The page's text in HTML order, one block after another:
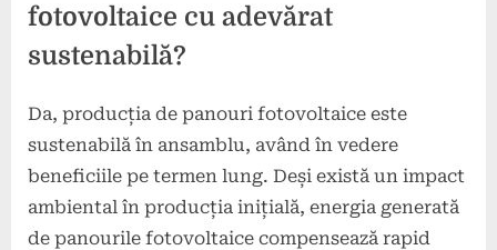
fotovoltaice cu adevărat
sustenabilă?
Da, producția de panouri fotovoltaice este
sustenabilă în ansamblu, având în vedere
beneficiile pe termen lung. Deși există un impact
ambiental în producția inițială, energia generată
de panourile fotovoltaice compensează rapid